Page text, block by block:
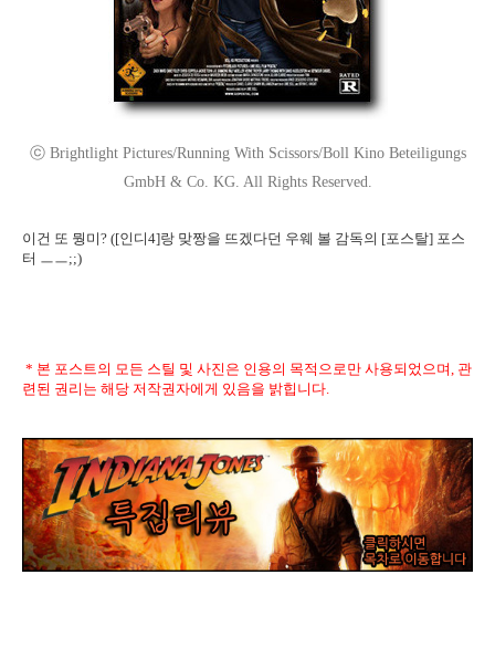
ⓒ Brightlight Pictures/Running With Scissors/Boll Kino Beteiligungs
GmbH & Co. KG. All Rights Reserved.
이건 또 뭥미? ([인디4]랑 맞짱을 뜨겠다던 우웨 볼 감독의 [포스탈] 포스
터 ㅡㅡ;;)
* 본 포스트의 모든 스틸 및 사진은 인용의 목적으로만 사용되었으며, 관
련된 권리는 해당 저작권자에게 있음을 밝힙니다.